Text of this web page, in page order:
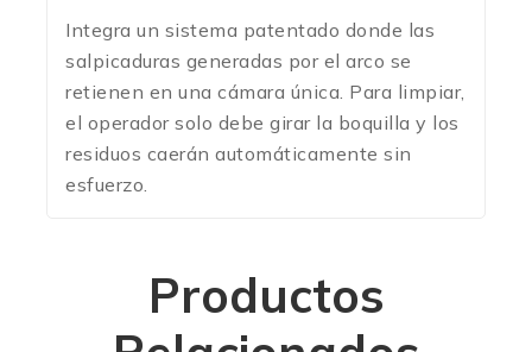
Integra un sistema patentado donde las
salpicaduras generadas por el arco se
retienen en una cámara única. Para limpiar,
el operador solo debe girar la boquilla y los
residuos caerán automáticamente sin
esfuerzo.
Productos